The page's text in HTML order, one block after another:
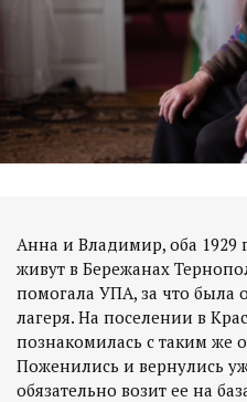
Анна и Владимир, оба 1929
живут в Бережанах
помогала УПА, за что была
лагеря. На поселении в
познакомилась с таким
Поженились и вернулись
обязательно возит ее на